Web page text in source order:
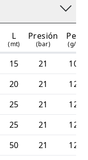
L
(mt)
Presión
(bar)
Peso
(g/m)
15 21
100
20 21
120
25 21
120
25 21
120
50 21
120